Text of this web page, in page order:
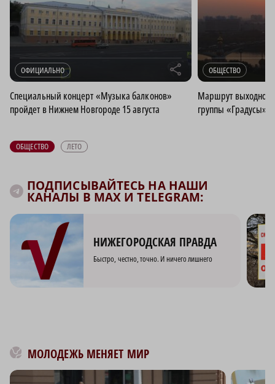
ОФИЦИАЛЬНО r
Специальный концерт «Музыка балконов»
пройдет в Нижнем Новгороде 15 августа
ОБЩЕСТВО
Маршрут
группы «Градусы»
ОБЩЕСТВО ЛЕТО
ПОДПИСЫВАЙТЕСЬ НА НАШИ
КАНАЛЫ В MAX И TELEGRAM:
НИЖЕГОРОДСКАЯ ПРАВДА
Быстро, честно, точно. И ничего лишнего
МОЛОДЕЖЬ МЕНЯЕТ МИР